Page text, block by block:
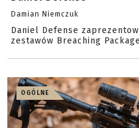
Damian Niemczuk
Daniel Defense
zestawów Breaching
OGÓLNE